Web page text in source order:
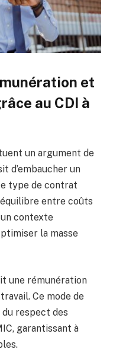
et
au CDI à
un argument de
d’embaucher un
type de contrat
entre coûts
contexte
la masse
une rémunération
Ce mode de
du respect des
garantissant à